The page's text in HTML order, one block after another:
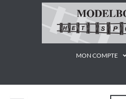
MON COMPTE